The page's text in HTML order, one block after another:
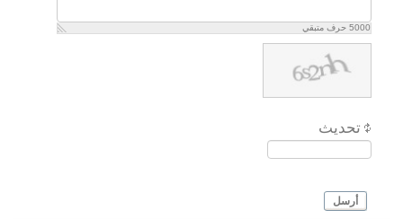
5000 حرف متبقي
تحديث
أرسل